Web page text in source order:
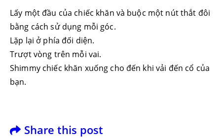
Lấy một đầu của chiếc khăn và buộc một nút thắt đôi
bằng cách sử dụng mỗi góc.
Lặp lại ở phía đối diện.
Trượt vòng trên mỗi vai.
Shimmy chiếc khăn xuống cho đến khi vải đến cổ của
bạn.
Share this post